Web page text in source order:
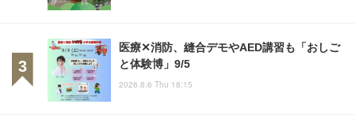
医療✕消防、縫合デモやAED講習も「おしご
と体験博」9/5
2026.8.6 Thu 18:15